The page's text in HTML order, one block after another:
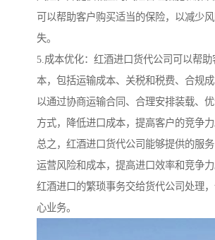
可以帮助客户购买适当的保险，以减少
失。
5.成本优化：红酒进口货代公司可以帮
本，包括运输成本、关税和税费、合规成
以通过协商运输合同、合理安排装载、
方式，降低进口成本，提高客户的竞争力
总之，红酒进口货代公司能够提供的服
运营风险和成本，提高进口效率和竞争
红酒进口的繁琐事务交给货代公司处理
心业务。